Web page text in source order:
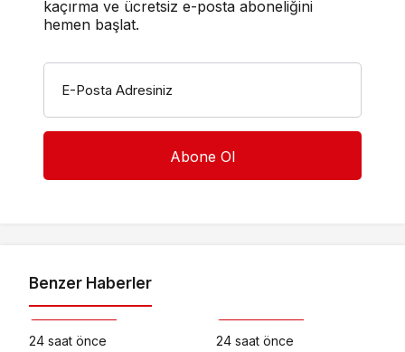
kaçırma ve ücretsiz e-posta aboneliğini
hemen başlat.
E-Posta Adresiniz
Benzer Haberler
Kültür & Sanat
24 saat önce 24 saat önce